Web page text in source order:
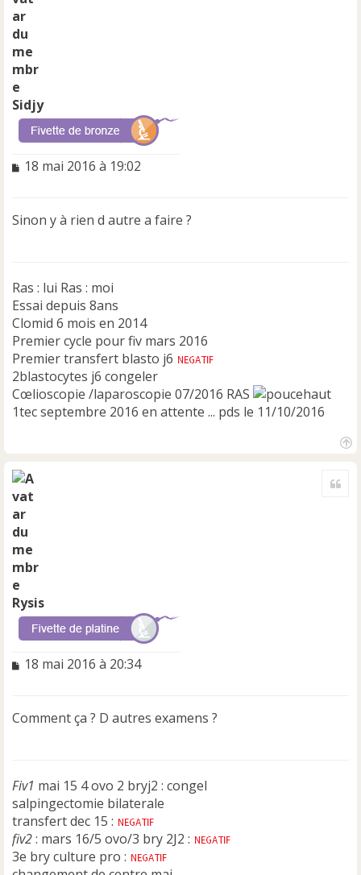
Sidjy
M
s
a
o
n
l
u
18 mai 2016 à 19:02
Sinon y à rien d autre a faire ?
Ras : lui Ras : moi
Essai depuis 8ans
Clomid 6 mois en 2014
Premier cycle pour fiv mars 2016
Premier transfert blasto j6
2blastocytes j6 congeler
Cœlioscopie /laparoscopie 07/2016 RAS
1tec septembre 2016 en attente ... pds le 11/10/2016
Rysis
M
a
o
n
l
u
18 mai 2016 à 20:34
Comment ça ? D autres examens ?
Fiv1 mai 15 4 ovo 2 bryj2 : congel
salpingectomie bilaterale
transfert dec 15 :
fiv2: mars 16/5 ovo/3 bry 2J2 :
3e bry culture pro :